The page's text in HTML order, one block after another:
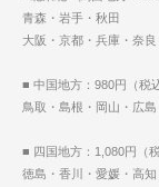
青森・岩手・秋田
大阪・京都・兵庫・奈
■ 中国地方：980円（税
鳥取・島根・岡山・広島
■ 四国地方：1,080円（税
徳島・香川・愛媛・高知